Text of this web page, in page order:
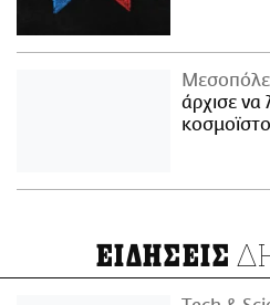
άρχισε να
ΕΙΔΗΣΕΙΣ